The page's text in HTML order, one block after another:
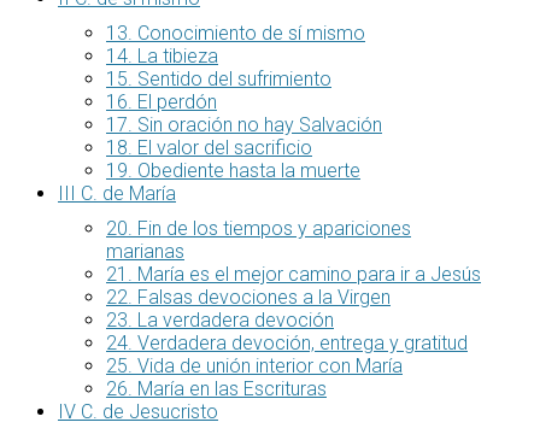
13. Conocimiento de sí mismo
14. La tibieza
15. Sentido del sufrimiento
16. El perdón
17. Sin oración no hay Salvación
18. El valor del sacrificio
19. Obediente hasta la muerte
III C. de María
20. Fin de los tiempos y apariciones
marianas
21. María es el mejor camino para ir a Jesús
22. Falsas devociones a la Virgen
23. La verdadera devoción
24. Verdadera devoción, entrega y gratitud
25. Vida de unión interior con María
26. María en las Escrituras
IV C. de Jesucristo